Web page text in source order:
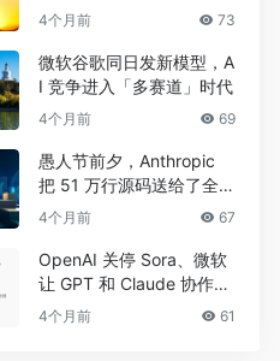
竞争进入新阶段
4个月前 73
微软谷歌同日发新模型，A
I 竞争进入「多赛道」时代
4个月前 69
愚人节前夕，Anthropic
把 51 万行源码送给了全世
界
4个月前 67
OpenAI 关停 Sora、微软
让 GPT 和 Claude 协作，
AI 圈这周发生了什么？
4个月前 61